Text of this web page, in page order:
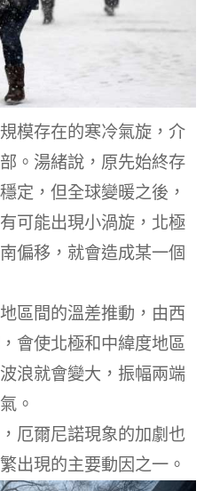
模存在的寒冷氣旋，介
。湯緒說，原先始終存
定，但全球變暖之後，
可能出現小渦旋，北極
偏移，就會造成某一個
區間的溫差推動，由西
會使北極和中緯度地區
浪就會變大，振幅兩端
。
厄爾尼諾現象的加劇也
出現的主要動因之一。